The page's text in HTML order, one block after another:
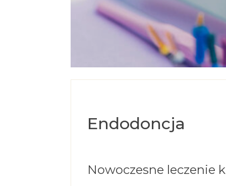
Endodoncja
Nowoczesne leczenie